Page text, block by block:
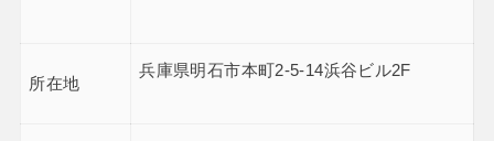
所在地
兵庫県明石市本町2-5-14浜谷ビル2F